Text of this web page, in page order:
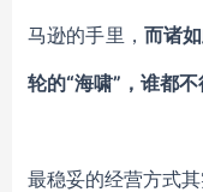
马逊的手里， 而诸
轮的“海啸”，谁都不
最稳妥的经营方式其